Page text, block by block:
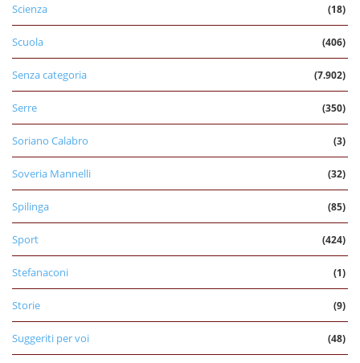
Scienza (18)
Scuola (406)
Senza categoria (7.902)
Serre (350)
Soriano Calabro (3)
Soveria Mannelli (32)
Spilinga (85)
Sport (424)
Stefanaconi (1)
Storie (9)
Suggeriti per voi (48)